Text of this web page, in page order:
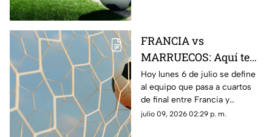
FRANCIA vs
MARRUECOS: Aquí te
decimos donde ver en
vivo y gratis el partido
de la Copa Mundial de
la FIFA 2026™ HOY
Hoy lunes 6 de julio se define
al equipo que pasa a cuartos
de final entre Francia y
Morruecos. Conoce dónde ver
julio 09, 2026 02:29 p. m.